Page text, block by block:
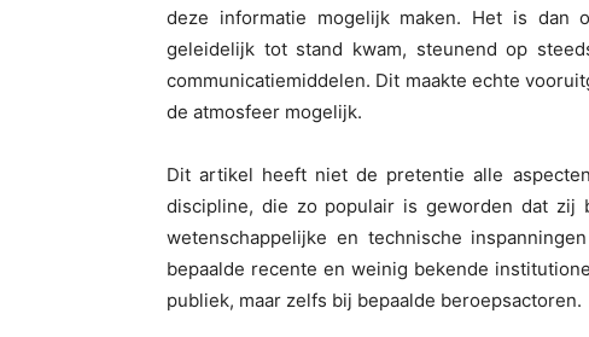
deze informatie mogelijk maken. Het is dan
geleidelijk tot stand kwam, steunend op
communicatiemiddelen. Dit maakte echte
de atmosfeer mogelijk.
Dit artikel heeft niet de pretentie alle
discipline, die zo populair is geworden dat zij
wetenschappelijke en technische
bepaalde recente en weinig bekende
publiek, maar zelfs bij bepaalde beroepsactoren.